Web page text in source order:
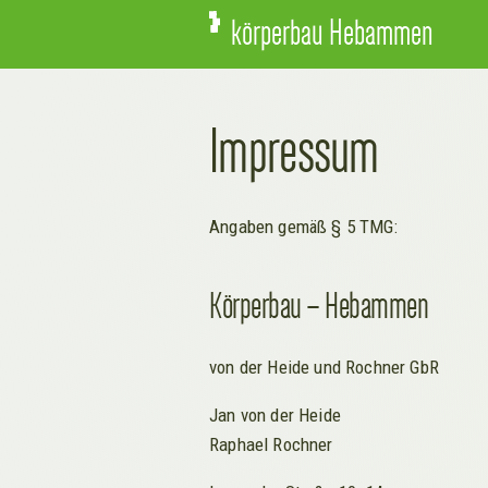
körperbau Hebammen
Impressum
Angaben gemäß § 5 TMG:
Körperbau – Hebammen
von der Heide und Rochner GbR
Jan von der Heide
Raphael Rochner